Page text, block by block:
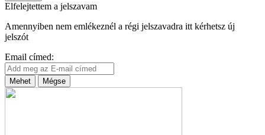
Elfelejtettem a jelszavam
Amennyiben nem emlékeznél a régi jelszavadra itt kérhetsz új
jelszót
Email címed:
Mehet Mégse